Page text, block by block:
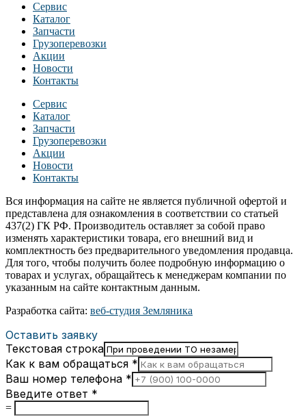
Сервис
Каталог
Запчасти
Грузоперевозки
Акции
Новости
Контакты
Сервис
Каталог
Запчасти
Грузоперевозки
Акции
Новости
Контакты
Вся информация на сайте не является публичной офертой и
представлена для ознакомления в соответствии со статьей
437(2) ГК РФ. Производитель оставляет за собой право
изменять характеристики товара, его внешний вид и
комплектность без предварительного уведомления продавца.
Для того, чтобы получить более подробную информацию о
товарах и услугах, обращайтесь к менеджерам компании по
указанным на сайте контактным данным.
Разработка сайта: веб-студия Земляника
Оставить заявку
Текстовая строка
Как к вам обращаться *
Ваш номер телефона *
Введите ответ *
=